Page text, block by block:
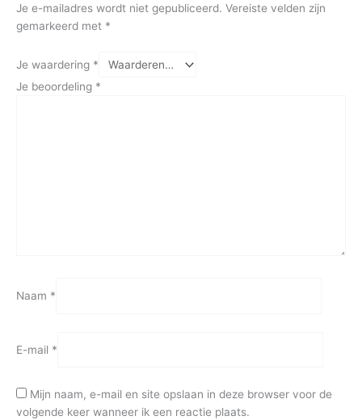
Je e-mailadres wordt niet gepubliceerd. Vereiste velden zijn
gemarkeerd met *
Je waardering *
Je beoordeling *
Naam *
E-mail *
Mijn naam, e-mail en site opslaan in deze browser voor de
volgende keer wanneer ik een reactie plaats.